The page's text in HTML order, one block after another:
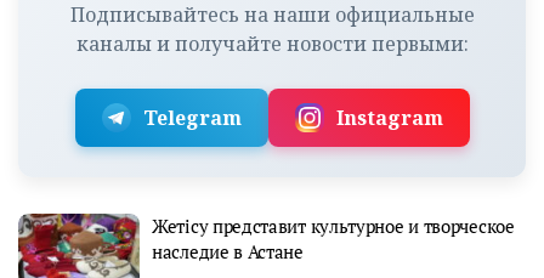
Подписывайтесь на наши официальные
каналы и получайте новости первыми:
Telegram Instagram
Жетісу представит культурное и творческое
наследие в Астане